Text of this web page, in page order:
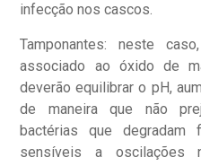
infecção nos cascos.
Tamponantes: neste
associado ao óxido de
deverão equilibrar o pH,
de maneira que não
bactérias que
sensíveis a oscilações